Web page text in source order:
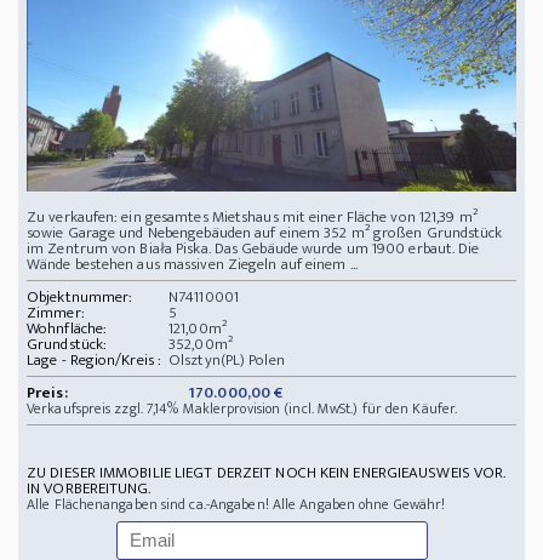
Zu verkaufen: ein gesamtes Mietshaus mit einer Fläche von 121,39 m²
sowie Garage und Nebengebäuden auf einem 352 m² großen Grundstück
im Zentrum von Biała Piska. Das Gebäude wurde um 1900 erbaut. Die
Wände bestehen aus massiven Ziegeln auf einem ...
Objektnummer:
N74110001
Zimmer: 5
Wohnfläche: 121,00m²
Grundstück: 352,00m²
Lage - Region/Kreis : Olsztyn(PL) Polen
Preis:
170.000,00 €
Verkaufspreis zzgl. 7,14% Maklerprovision (incl. MwSt.) für den Käufer.
ZU DIESER IMMOBILIE LIEGT DERZEIT NOCH KEIN ENERGIEAUSWEIS VOR.
IN VORBEREITUNG.
Alle Flächenangaben sind ca.-Angaben! Alle Angaben ohne Gewähr!